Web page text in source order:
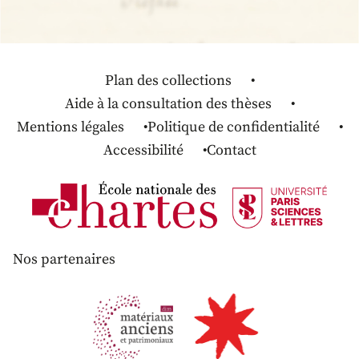
Plan des collections
Aide à la consultation des thèses
Mentions légales
Politique de confidentialité
Accessibilité
Contact
Nos partenaires